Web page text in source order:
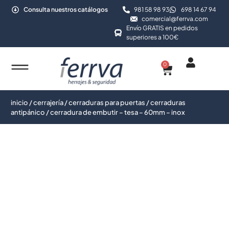
981 58 98 93
698 14 67 94
comercial@ferrva.com
Envío GRATIS en pedidos
superiores a 100€
Consulta nuestros catálogos
0
inicio /cerrajería/cerraduras para puertas /cerraduras
antipánico / cerradura de embutir – tesa – 60mm – inox